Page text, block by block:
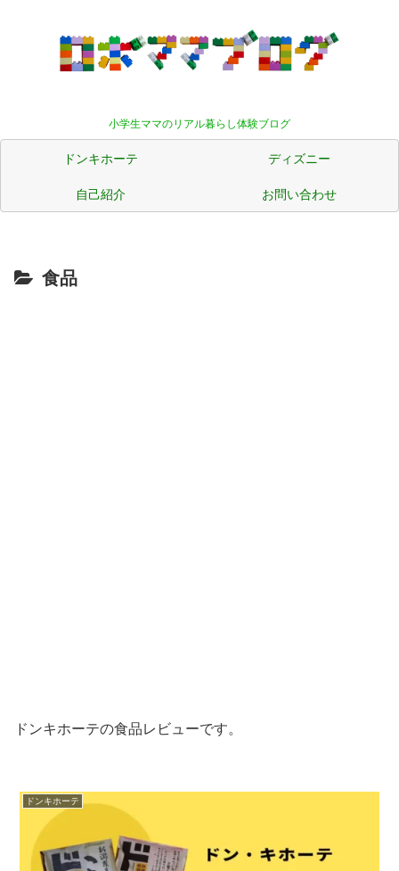
小学生ママのリアル暮らし体験ブログ
ドンキホーテ
ディズニー
自己紹介
お問い合わせ
食品
ドンキホーテの食品レビューです。
ドンキホーテ